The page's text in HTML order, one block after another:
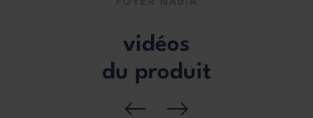
vidéos
du produit